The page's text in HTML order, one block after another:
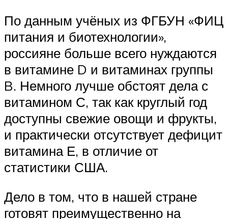
По данным учёных из ФГБУН «ФИЦ
питания и биотехнологии»,
россияне больше всего нуждаются
в витамине D и витаминах группы
B. Немного лучше обстоят дела с
витамином С, так как круглый год
доступны свежие овощи и фрукты,
и практически отсутствует дефицит
витамина Е, в отличие от
статистики США.
Дело в том, что в нашей стране
готовят преимущественно на